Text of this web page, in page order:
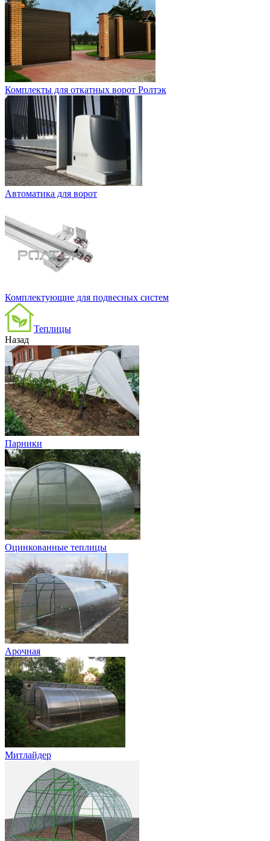
Комплекты для откатных ворот Ролтэк
Автоматика для ворот
Комплектующие для подвесных систем
Теплицы
Назад
Парники
Оцинкованные теплицы
Арочная
Митлайдер